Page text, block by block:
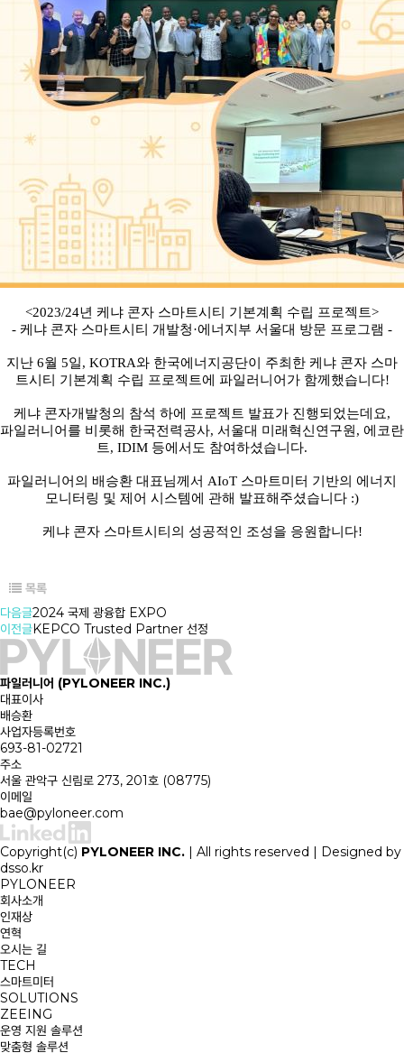
<2023/24년 케냐 콘자 스마트시티 기본계획 수립 프로젝트>
- 케냐 콘자 스마트시티 개발청·에너지부 서울대 방문 프로그램 -
지난 6월 5일, KOTRA와 한국에너지공단이 주최한 케냐 콘자 스마
트시티 기본계획 수립 프로젝트에 파일러니어가 함께했습니다!
케냐 콘자개발청의 참석 하에 프로젝트 발표가 진행되었는데요,
파일러니어를 비롯해 한국전력공사, 서울대 미래혁신연구원, 에코란
트, IDIM 등에서도 참여하셨습니다.
파일러니어의 배승환 대표님께서 AIoT 스마트미터 기반의 에너지
모니터링 및 제어 시스템에 관해 발표해주셨습니다 :)
케냐 콘자 스마트시티의 성공적인 조성을 응원합니다!
목록
다음글2024 국제 광융합 EXPO
이전글KEPCO Trusted Partner 선정
파일러니어 (PYLONEER INC.)
대표이사
배승환
사업자등록번호
693-81-02721
주소
서울 관악구 신림로 273, 201호 (08775)
이메일
bae@pyloneer.com
Copyright(c) PYLONEER INC. | All rights reserved | Designed by
dsso.kr
PYLONEER
회사소개
인재상
연혁
오시는 길
TECH
스마트미터
SOLUTIONS
ZEEING
운영 지원 솔루션
맞춤형 솔루션